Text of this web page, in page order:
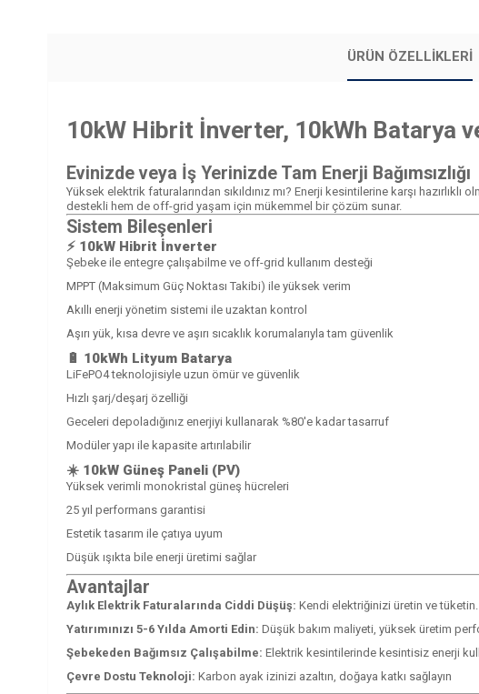
ÜRÜN ÖZELLIKLERI
10kW Hibrit İnverter, 10kWh Batarya
Evinizde veya İş Yerinizde Tam Enerji Bağımsızlığı
Yüksek elektrik faturalarından sıkıldınız mı? Enerji kesintilerine karşı
destekli hem de off-grid yaşam için mükemmel bir çözüm sunar.
Sistem Bileşenleri
⚡ 10kW Hibrit İnverter
Şebeke ile entegre çalışabilme ve off-grid kullanım desteği
MPPT (Maksimum Güç Noktası Takibi) ile yüksek verim
Akıllı enerji yönetim sistemi ile uzaktan kontrol
Aşırı yük, kısa devre ve aşırı sıcaklık korumalarıyla tam güvenlik
🔋 10kWh Lityum Batarya
LiFePO4 teknolojisiyle uzun ömür ve güvenlik
Hızlı şarj/deşarj özelliği
Geceleri depoladığınız enerjiyi kullanarak %80'e kadar tasarruf
Modüler yapı ile kapasite artırılabilir
☀️ 10kW Güneş Paneli (PV)
Yüksek verimli monokristal güneş hücreleri
25 yıl performans garantisi
Estetik tasarım ile çatıya uyum
Düşük ışıkta bile enerji üretimi sağlar
Avantajlar
Aylık Elektrik Faturalarında Ciddi Düşüş: Kendi elektriğinizi üretin ve tüketin.
Yatırımınızı 5-6 Yılda Amorti Edin: Düşük bakım maliyeti, yüksek üretim
Şebekeden Bağımsız Çalışabilme: Elektrik kesintilerinde kesintisiz enerji
Çevre Dostu Teknoloji: Karbon ayak izinizi azaltın, doğaya katkı sağlayın